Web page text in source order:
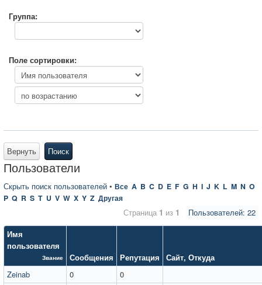
Группа:
Поле сортировки:
Вернуть Поиск
Пользователи
Скрыть поиск пользователей • Все A B C D E F G H I J K L M N O
P Q R S T U V W X Y Z Другая
Пользователей: 22
Страница 1 из 1
Имя
пользователя
Звание Сообщения Репутация Сайт, Откуда
Zeinab
0
0